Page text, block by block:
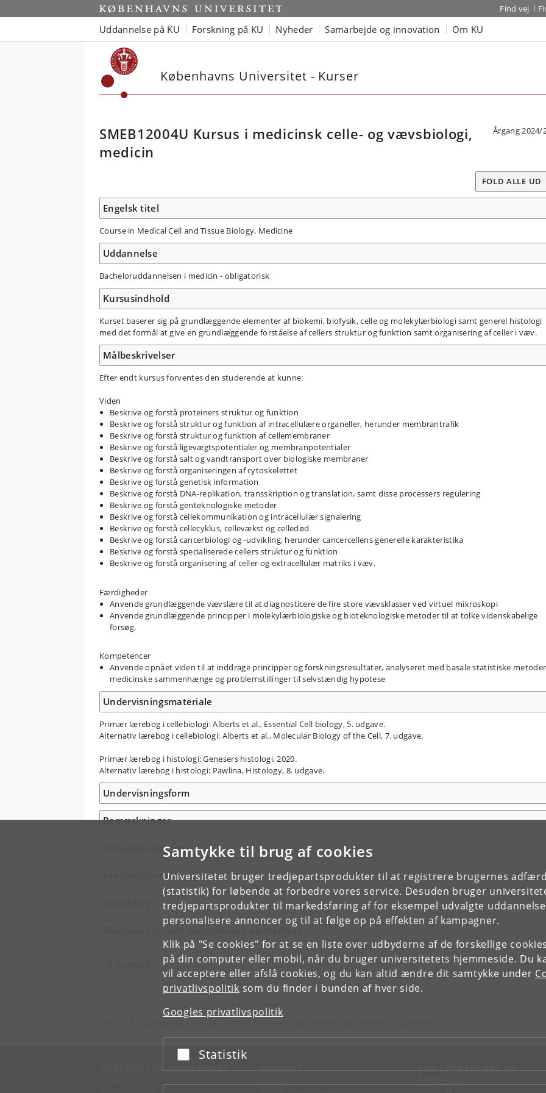
Samtykke til brug af cookies
Universitetet bruger tredjepartsprodukter til at registrere brugernes
(statistik) for løbende at forbedre vores service. Desuden bruger
tredjepartsprodukter til markedsføring af for eksempel udvalgte
personalisere annoncer og til at følge op på effekten af kampagner.
Klik på "Se cookies" for at se en liste over udbyderne af de forskellige
på din computer eller mobil, når du bruger universitetets hjemmeside. Du
vil acceptere eller afslå cookies, og du kan altid ændre dit samtykke under
privatlivspolitik som du finder i bunden af hver side.
Googles privatlivspolitik
Acceptér eller afslå
Statistik
Find vej
Uddannelse på KU Forskning på KU Nyheder Samarbejde og innovation Om KU
Københavns Universitet - Kurser
SMEB12004U Kursus i medicinsk celle- og vævsbiologi,
medicin
Årgang 2024/
FOLD ALLE UD
Engelsk titel
Course in Medical Cell and Tissue Biology, Medicine
Uddannelse
Bacheloruddannelsen i medicin - obligatorisk
Kursusindhold
Kurset baserer sig på grundlæggende elementer af biokemi, biofysik, celle og molekylærbiologi samt generel histologi
med det formål at give en grundlæggende forståelse af cellers struktur og funktion samt organisering af celler i væv.
Målbeskrivelser
Efter endt kursus forventes den studerende at kunne:
Viden
Beskrive og forstå proteiners struktur og funktion
Beskrive og forstå struktur og funktion af intracellulære organeller, herunder membrantrafik
Beskrive og forstå struktur og funktion af cellemembraner
Beskrive og forstå ligevægtspotentialer og membranpotentialer
Beskrive og forstå salt og vandtransport over biologiske membraner
Beskrive og forstå organiseringen af cytoskelettet
Beskrive og forstå genetisk information
Beskrive og forstå DNA-replikation, transskription og translation, samt disse processers regulering
Beskrive og forstå genteknologiske metoder
Beskrive og forstå cellekommunikation og intracellulær signalering
Beskrive og forstå cellecyklus, cellevækst og celledød
Beskrive og forstå cancerbiologi og -udvikling, herunder cancercellens generelle karakteristika
Beskrive og forstå specialiserede cellers struktur og funktion
Beskrive og forstå organisering af celler og extracellulær matriks i væv.
Færdigheder
Anvende grundlæggende vævslære til at diagnosticere de fire store vævsklasser ved virtuel mikroskopi
Anvende grundlæggende principper i molekylærbiologiske og bioteknologiske metoder til at tolke videnskabelige
forsøg.
Kompetencer
Anvende opnået viden til at inddrage principper og forskningsresultater, analyseret med basale statistiske
medicinske sammenhænge og problemstillinger til selvstændig hypotese
Undervisningsmateriale
Primær lærebog i cellebiologi: Alberts et al., Essential Cell biology, 5. udgave.
Alternativ lærebog i cellebiologi: Alberts et al., Molecular Biology of the Cell, 7. udgave.
Primær lærebog i histologi: Genesers histologi, 2020.
Alternativ lærebog i histologi: Pawlina, Histology, 8. udgave.
Undervisningsform
Bemærkninger
Arbejdsbelastning
Feedbackform
Eksamen (Kursets obligatoriske elementer)
KØBENHAVNS UNIVERSITET KONTAKT
FOR STUDERENDE OG